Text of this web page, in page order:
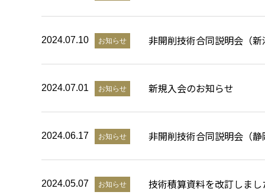
2024.07.10 お知らせ 非開削技術合同説明会（
2024.07.01 お知らせ 新規入会のお知らせ
2024.06.17 お知らせ 非開削技術合同説明会（
2024.05.07 お知らせ 技術積算資料を改訂しまし